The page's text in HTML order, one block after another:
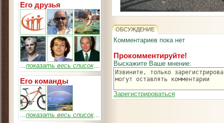
Его друзья
...показать весь список...
Его команды
...показать весь список...
ОБСУЖДЕНИЕ
Комментариев пока нет
Прокомментируйте!
Выскажите Ваше мнение:
Зарегистрироваться